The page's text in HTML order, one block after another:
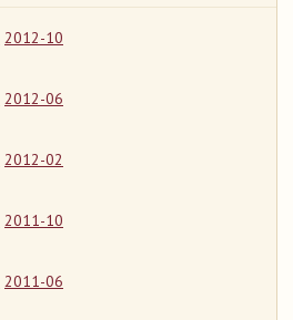
2012-10
2012-06
2012-02
2011-10
2011-06